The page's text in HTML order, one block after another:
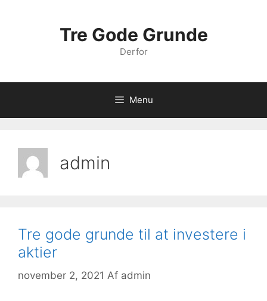
Tre Gode Grunde
Derfor
Menu
admin
Tre gode grunde til at investere i
aktier
november 2, 2021 Af admin